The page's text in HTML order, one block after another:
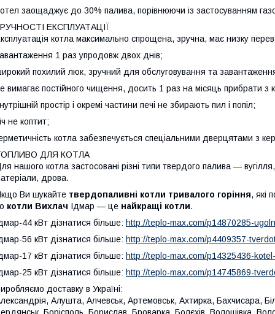
заощаджує до 30% палива, порівнюючи із застосуванням
ЕКСПЛУАТАЦІЇ
котла максимально спрощена, зручна, має низку
1 раз упродовж двох днів;
похилий люк, зручний для обслуговування та
вимагає постійного чищення, досить 1 раз на місяць прибрати з
простір і окремі частини печі не збирають пил і попіл;
не коптит;
котла забезпечується спеціальними дверцятами з
ДЛЯ КОТЛА
нашого котла застосовані різні типи твердого палива — вугілля,
дрова.
Ви шукайте твердопаливні котли тривалого горіння, які
котли Вихлач Ідмар — це найкращі котли.
44 кВт дізнатися більше: http://teplo-max.com/p14870285-
56 кВт дізнатися більше: http://teplo-max.com/p4409357-
17 кВт дізнатися більше: http://teplo-max.com/p14325436-
25 кВт дізнатися більше: http://teplo-max.com/p14745869-
доставку в Україні:
Алушта, Алчевськ, Артемовськ, Ахтирка, Бахчисара,